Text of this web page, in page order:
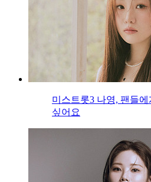
미스트롯3 나영, 팬들
싶어요